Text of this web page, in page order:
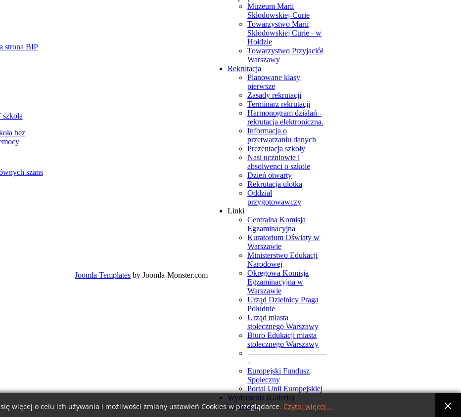
Muzeum Marii
Skłodowskiej-Curie
Towarzystwo Marii
Skłodowskiej Curie - w
Hołdzie
Towarzystwo Przyjaciół
Warszawy
Rekrutacja
Planowane klasy
pierwsze
Zasady rekrutacji
Terminarz rekrutacji
Harmonogram działań -
rekrutacja elektroniczna.
Informacja o
przetwarzaniu danych
Prezentacja szkoły
Nasi uczniowie i
absolwenci o szkole
Dzień otwarty
Rekrutacja ulotka
Oddział
przygotowawczy
Linki
Centralna Komisja
Egzaminacyjna
Kuratorium Oświaty w
Warszawie
Ministerstwo Edukacji
Narodowej
Okręgowa Komisja
Egzaminacyjna w
Warszawie
Urząd Dzielnicy Praga
Południe
Urząd miasta
stołecznego Warszawy
Biuro Edukacji miasta
stołecznego Warszawy
--------------------------------
-
Europejski Fundusz
Społeczny
Portal Unii Europejskiej
Wydarzenia (Galeria)
Erasmus+
Joomla Templates by Joomla-Monster.com
więcej o celu ich używania i możliwości zmiany ustawień Cookies w przeglądarce. Czytaj więcej...